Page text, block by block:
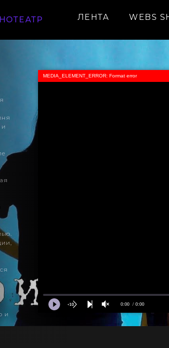
ЛЕНТА WEBS
0:00 / 0:00
MEDIA_ELEMENT_ERROR: Format error
и